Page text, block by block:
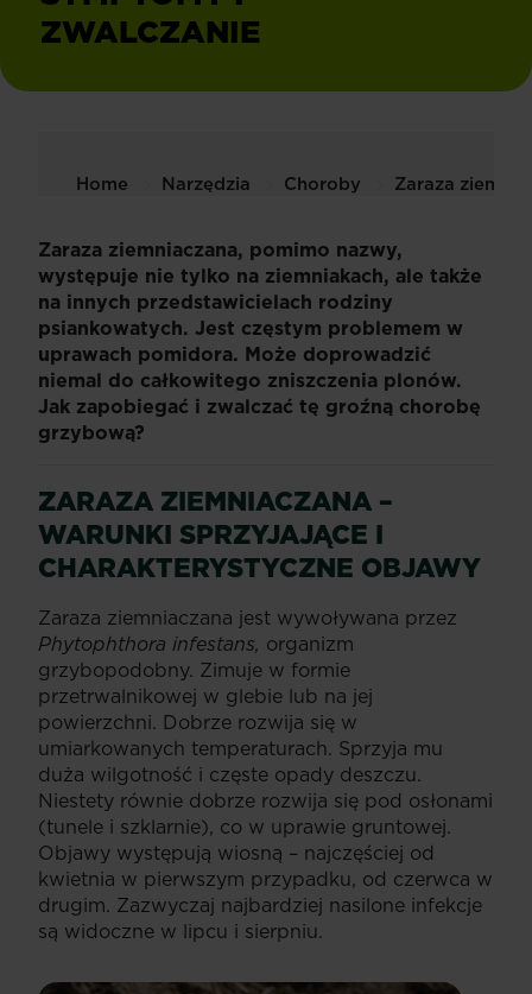
ZWALCZANIE
Home Narzędzia Choroby Zaraza
Zaraza ziemniaczana, pomimo nazwy,
występuje nie tylko na ziemniakach, ale także
na innych przedstawicielach rodziny
psiankowatych. Jest częstym problemem w
uprawach pomidora. Może doprowadzić
niemal do całkowitego zniszczenia plonów.
Jak zapobiegać i zwalczać tę groźną chorobę
grzybową?
ZARAZA ZIEMNIACZANA –
WARUNKI SPRZYJAJĄCE I
CHARAKTERYSTYCZNE OBJAWY
Zaraza ziemniaczana jest wywoływana przez
Phytophthora infestans, organizm
grzybopodobny. Zimuje w formie
przetrwalnikowej w glebie lub na jej
powierzchni. Dobrze rozwija się w
umiarkowanych temperaturach. Sprzyja mu
duża wilgotność i częste opady deszczu.
Niestety równie dobrze rozwija się pod osłonami
(tunele i szklarnie), co w uprawie gruntowej.
Objawy występują wiosną – najczęściej od
kwietnia w pierwszym przypadku, od czerwca w
drugim. Zazwyczaj najbardziej nasilone infekcje
są widoczne w lipcu i sierpniu.